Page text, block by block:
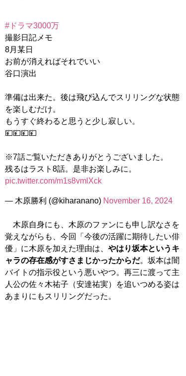
#ドラマ3000万
撮影日記メモ
8月某日
お前が消えればそれでいい
谷口演出
準備は出来た。後は飛び込んでスリリングな状態
を楽しむだけ。
もうすぐ終わると思うと少し寂しい。
💴💴💴💴
※7話ご覧いただきありがとうございました。
残るはラスト8話。是非お楽しみに。
pic.twitter.com/m1s8vmlXck
— 木原勝利 (@kiharanano) November 16, 2024
木原自身にも、木原のファンにも申し訳なさを
覚えながらも、今回「今後の活躍に期待したい俳
優」に木原を加えた理由は、 やはり坂本というキ
ャラの存在感がすさまじかったからだ。坂本は闇
バイトの指示役という悪いやつ。再三に渡って主
人公の佐々木祐子（安達祐実）を追いつめる姿は
あまりにもスリリングだった。